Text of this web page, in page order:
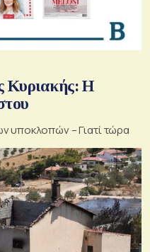
Κυριακής: Η
υποκλοπών – Γιατί τώρα